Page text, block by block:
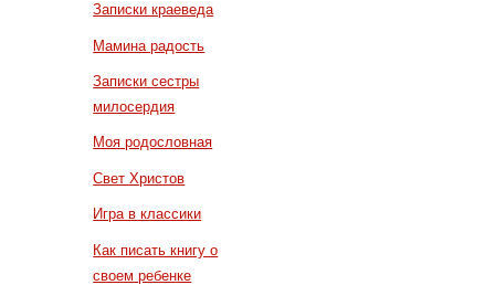
Записки краеведа
Мамина радость
Записки сестры
милосердия
Моя родословная
Свет Христов
Игра в классики
Как писать книгу о
своем ребенке